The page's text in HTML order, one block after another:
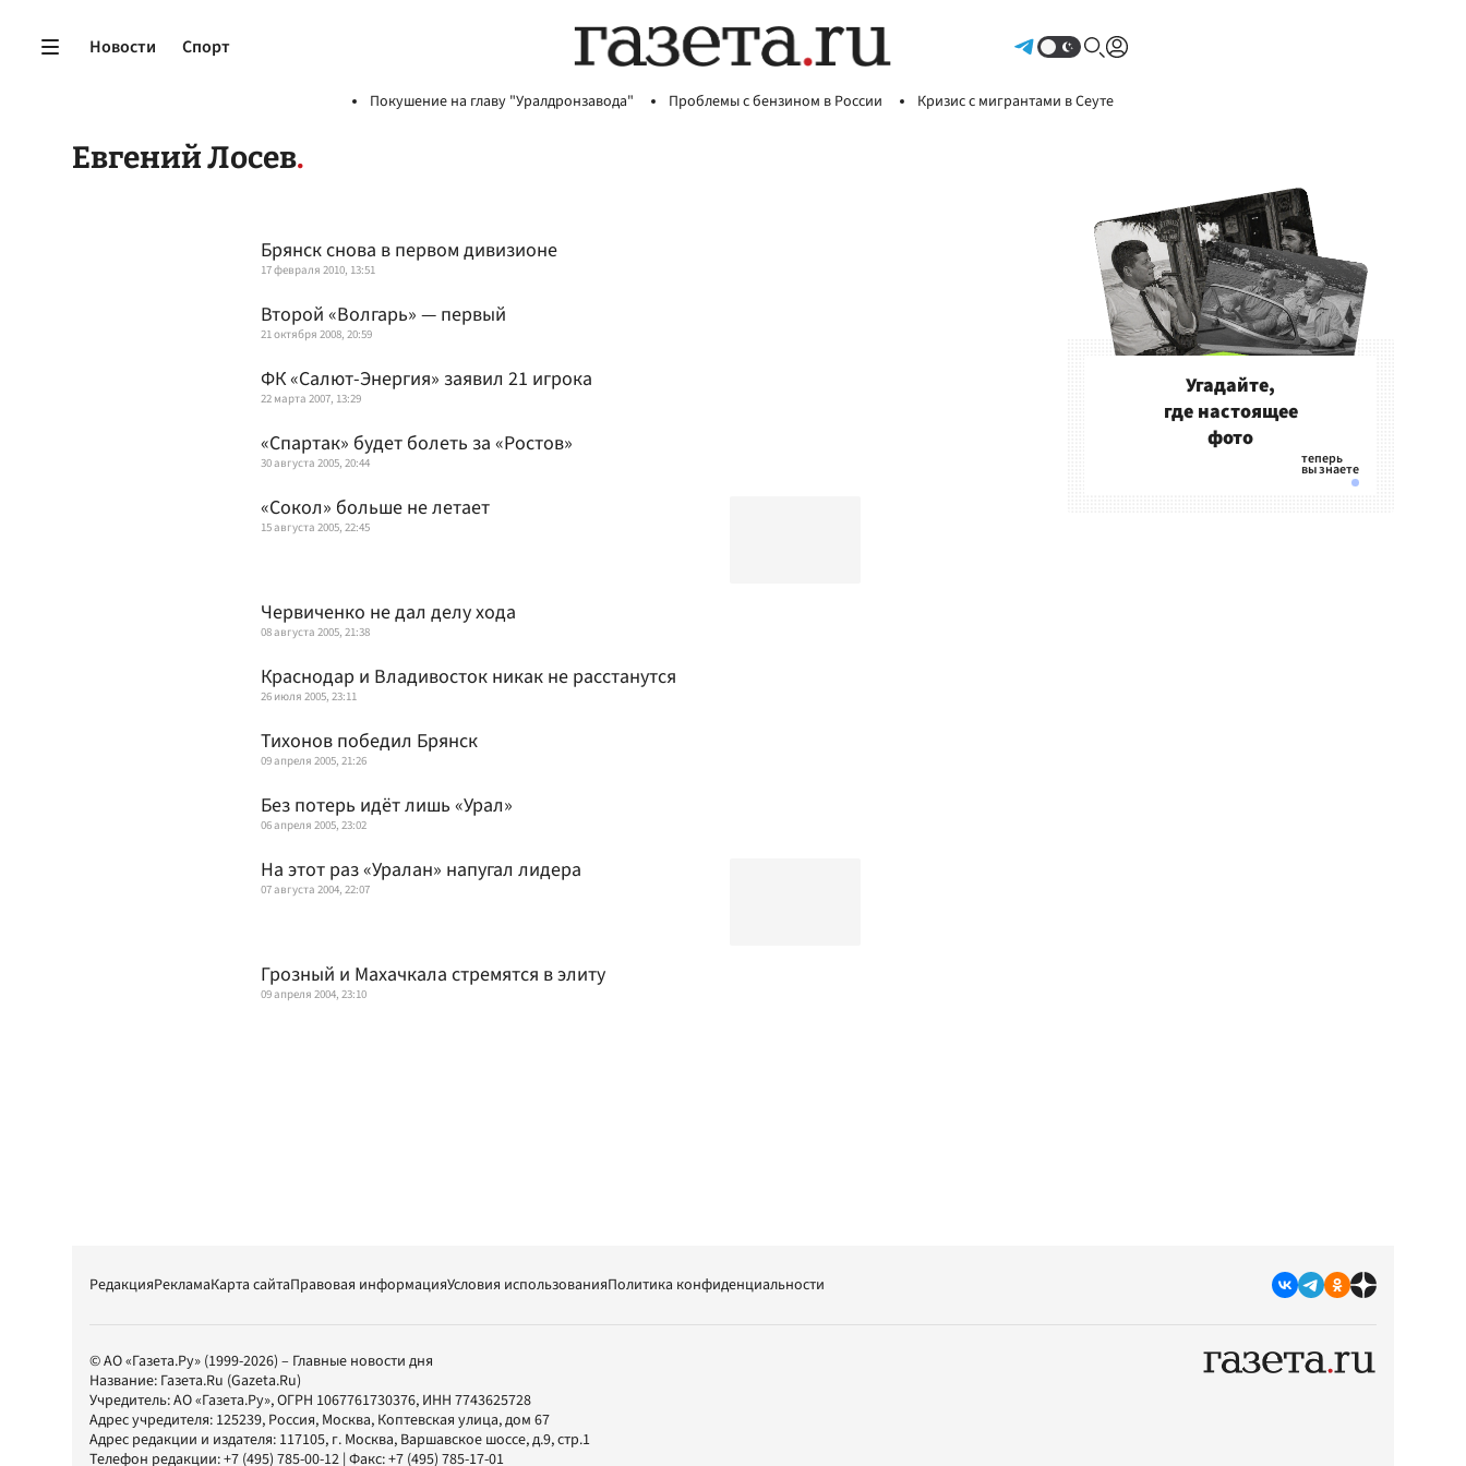
Новости Спорт
Покушение на главу "Уралдронзавода" Проблемы с бензином в России Кризис с мигрантами в Сеуте
Евгений Лосев
Брянск снова в первом дивизионе
17 февраля 2010, 13:51
Второй «Волгарь» — первый
21 октября 2008, 20:59
ФК «Салют-Энергия» заявил 21 игрока
22 марта 2007, 13:29
«Спартак» будет болеть за «Ростов»
30 августа 2005, 20:44
«Сокол» больше не летает
15 августа 2005, 22:45
Червиченко не дал делу хода
08 августа 2005, 21:38
Краснодар и Владивосток никак не расстанутся
26 июля 2005, 23:11
Тихонов победил Брянск
09 апреля 2005, 21:26
Без потерь идёт лишь «Урал»
06 апреля 2005, 23:02
На этот раз «Уралан» напугал лидера
07 августа 2004, 22:07
Грозный и Махачкала стремятся в элиту
09 апреля 2004, 23:10
Угадайте,
где настоящее
фото
РедакцияРекламаКарта сайтаПравовая информацияУсловия использованияПолитика конфиденциальности
© АО «Газета.Ру» (1999-2026) – Главные новости дня
Название: Газета.Ru (Gazeta.Ru)
Учредитель:АО «Газета.Ру», ОГРН 1067761730376, ИНН 7743625728
Адрес учредителя: 125239, Россия, Москва, Коптевская улица, дом 67
Адрес редакции и издателя: 117105, г. Москва, Варшавское шоссе, д.9, стр.1
Телефон редакции:+7 (495) 785-00-12 | Факс:+7 (495) 785-17-01